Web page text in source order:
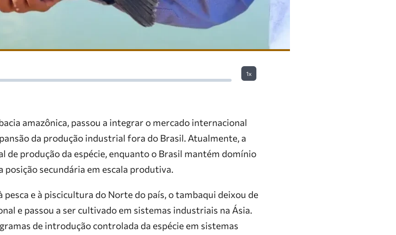
1x
amazônica, passou a integrar o mercado internacional
da produção industrial fora do Brasil. Atualmente, a
de produção da espécie, enquanto o Brasil mantém domínio
posição secundária em escala produtiva.
pesca e à piscicultura do Norte do país, o tambaqui deixou de
e passou a ser cultivado em sistemas industriais na Ásia.
de introdução controlada da espécie em sistemas